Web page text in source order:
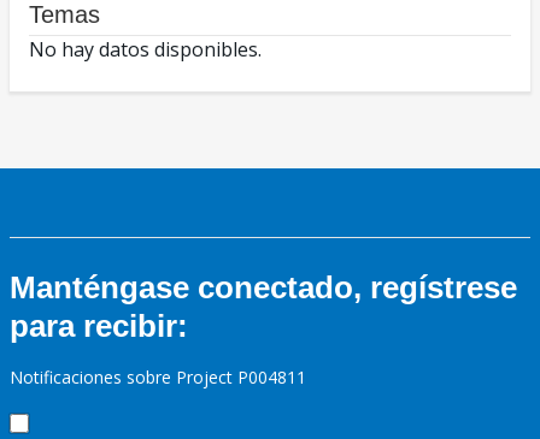
Temas
No hay datos disponibles.
Manténgase conectado, regístrese
para recibir:
Notificaciones sobre Project P004811